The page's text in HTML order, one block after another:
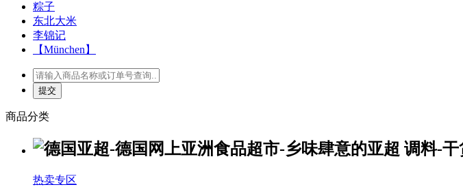
粽子
东北大米
李锦记
【München】
商品分类
热卖专区